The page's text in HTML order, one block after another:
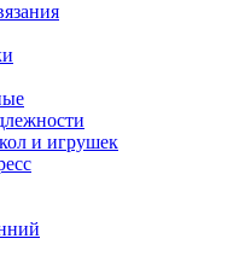
и игрушек